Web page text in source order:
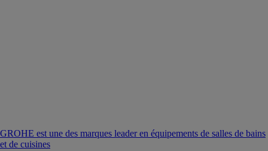
GROHE est une des marques leader en équipements de salles de bains
et de cuisines